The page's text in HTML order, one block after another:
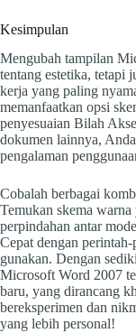
Kesimpulan
Mengubah tampilan
tentang estetika, tetapi
kerja yang paling
memanfaatkan opsi
penyesuaian Bilah
dokumen lainnya,
pengalaman
Cobalah berbagai
Temukan skema
perpindahan antar
Cepat dengan
gunakan. Dengan
Microsoft Word 2007
baru, yang dirancang
bereksperimen dan
yang lebih personal!